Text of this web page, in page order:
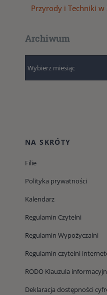
Przyrody i Techniki w
Archiwum
NA SKRÓTY
Filie
Polityka prywatności
Kalendarz
Regulamin Czytelni
Regulamin Wypożyczalni
Regulamin czytelni
RODO Klauzula
Deklaracja dostępności